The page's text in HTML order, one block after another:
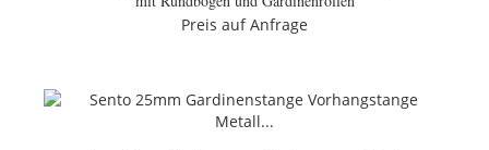
Preis auf Anfrage